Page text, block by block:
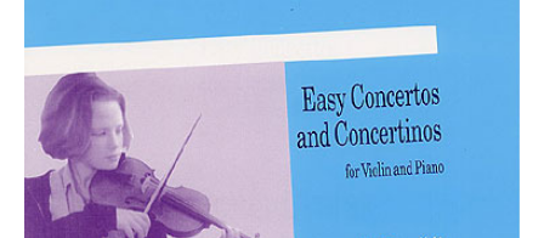
Die Toten Hosen
Rosenstolz
Die kleinen Songbooks